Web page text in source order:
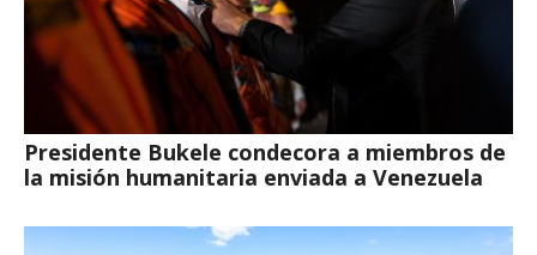
Presidente Bukele condecora a miembros de
la misión humanitaria enviada a Venezuela